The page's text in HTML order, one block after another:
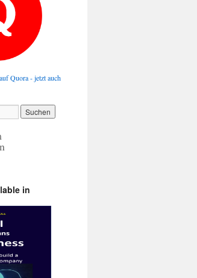
Quora - jetzt auch
in